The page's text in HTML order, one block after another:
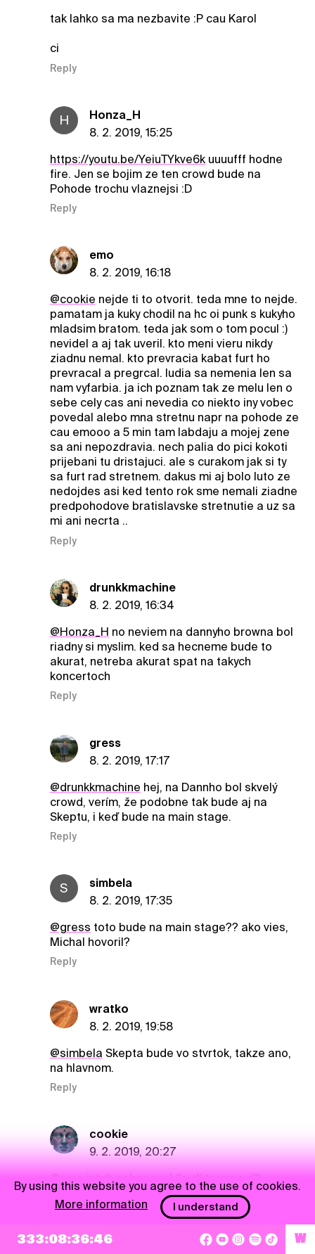
tak lahko sa ma nezbavite :P cau Karol
ci
Reply
H
Honza_H
8. 2. 2019, 15:25
https://youtu.be/YeiuTYkve6kuuuufff hodne
fire. Jen se bojim ze ten crowd bude na
Pohode trochu vlaznejsi :D
Reply
emo
8. 2. 2019, 16:18
@cookie nejde ti to otvorit. teda mne to nejde.
pamatam ja kuky chodil na hc oi punk s kukyho
mladsim bratom. teda jak som o tom pocul :)
nevidel a aj tak uveril. kto meni vieru nikdy
ziadnu nemal. kto prevracia kabat furt ho
prevracal a pregrcal. ludia sa nemenia len sa
nam vyfarbia. ja ich poznam tak ze melu len o
sebe cely cas ani nevedia co niekto iny vobec
povedal alebo mna stretnu napr na pohode ze
cau emooo a 5 min tam labdaju a mojej zene
sa ani nepozdravia. nech palia do pici kokoti
prijebani tu dristajuci. ale s curakom jak si ty
sa furt rad stretnem. dakus mi aj bolo luto ze
nedojdes asi ked tento rok sme nemali ziadne
predpohodove bratislavske stretnutie a uz sa
mi ani necrta ..
Reply
drunkkmachine
8. 2. 2019, 16:34
@Honza_H no neviem na dannyho browna bol
riadny si myslim. ked sa hecneme bude to
akurat, netreba akurat spat na takych
koncertoch
Reply
gress
8. 2. 2019, 17:17
@drunkkmachine hej, na Dannho bol skvelý
crowd, verím, že podobne tak bude aj na
Skeptu, i keď bude na main stage.
Reply
S
simbela
8. 2. 2019, 17:35
@gress toto bude na main stage?? ako vies,
Michal hovoril?
Reply
wratko
8. 2. 2019, 19:58
@simbela Skepta bude vo stvrtok, takze ano,
na hlavnom.
Reply
cookie
9. 2. 2019, 20:27
@emo
jutub zabanoval (kvoli trumpovi?)
vyzera to byt official ch
Reply
333:08:36:45 W
By using this website you agree to the use of cookies.
More information
I understand